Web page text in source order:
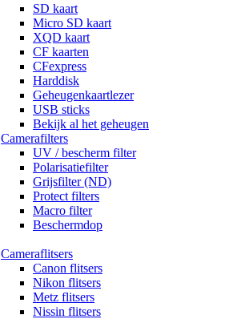
SD kaart
Micro SD kaart
XQD kaart
CF kaarten
CFexpress
Harddisk
Geheugenkaartlezer
USB sticks
Bekijk al het geheugen
Camerafilters
UV / bescherm filter
Polarisatiefilter
Grijsfilter (ND)
Protect filters
Macro filter
Beschermdop
Cameraflitsers
Canon flitsers
Nikon flitsers
Metz flitsers
Nissin flitsers